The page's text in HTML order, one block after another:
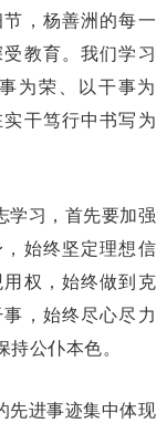
，杨善洲的每一
教育。我们学习
为荣、以干事为
干笃行中书写为
学习，首先要加强
始终坚定理想信
权，始终做到克
，始终尽心尽力
公仆本色。
先进事迹集中体现